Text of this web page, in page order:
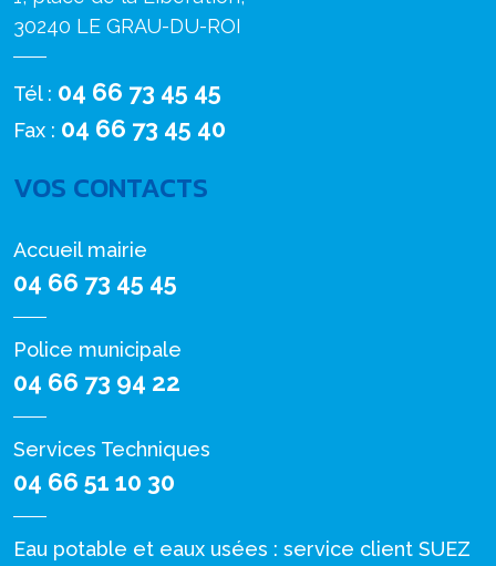
30240 LE GRAU-DU-ROI
Tél : 04 66 73 45 45
Fax : 04 66 73 45 40
VOS CONTACTS
Accueil mairie
04 66 73 45 45
Police municipale
04 66 73 94 22
Services Techniques
04 66 51 10 30
Eau potable et eaux usées : service client SUEZ